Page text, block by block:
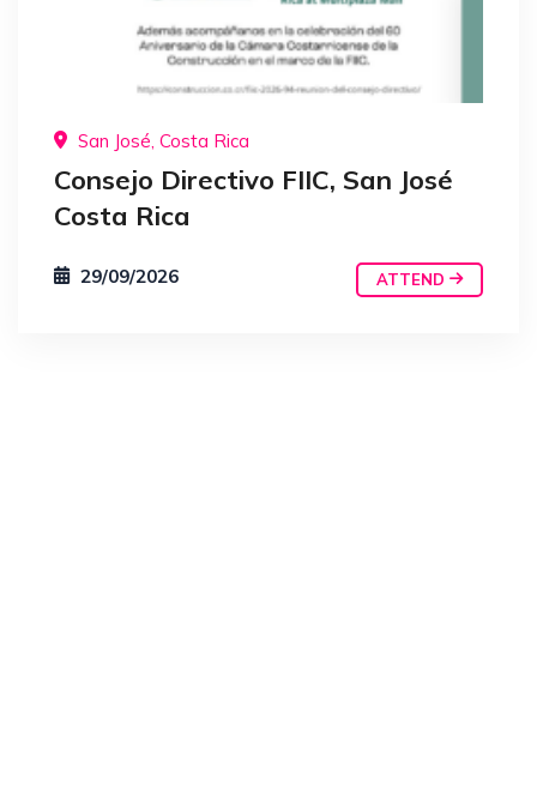
San José, Costa Rica
Consejo Directivo FIIC, San José
Costa Rica
29/09/2026 ATTEND